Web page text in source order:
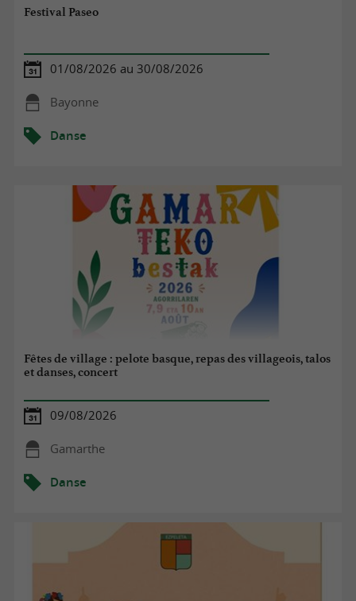
Festival Paseo
01/08/2026 au 30/08/2026
Bayonne
Danse
Fêtes de village : pelote basque, repas des villageois, talos
et danses, concert
09/08/2026
Gamarthe
Danse